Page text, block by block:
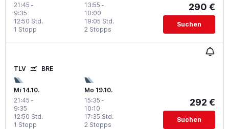
21:45 -
9:35
1 Stopp
12:50 Std.
13:55 -
10:00
2 Stopps
19:05 Std.
290 €
Suchen
TLV BRE
Mi 14.10.
21:45 -
9:35
1 Stopp
12:50 Std.
Mo 19.10.
15:35 -
10:10
2 Stopps
17:35 Std.
292 €
Suchen